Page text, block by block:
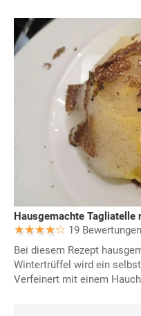
Hausgemachte Tagliatelle
19 Bewertungen
Bei diesem Rezept
Wintertrüffel wird ein
Verfeinert mit einem